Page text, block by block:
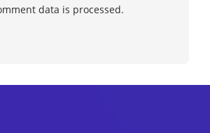
data is processed.